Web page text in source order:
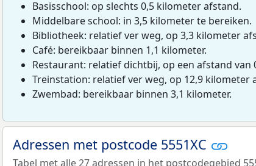
Basisschool: op slechts 0,5 kilometer afstand.
Middelbare school: in 3,5 kilometer te bereiken.
Bibliotheek: relatief ver weg, op 3,3 kilometer
Café: bereikbaar binnen 1,1 kilometer.
Restaurant: relatief dichtbij, op een afstand van
Treinstation: relatief ver weg, op 12,9 kilometer
Zwembad: bereikbaar binnen 3,1 kilometer.
Adressen met postcode 5551XC
Tabel met alle 27 adressen in het postcodegebied